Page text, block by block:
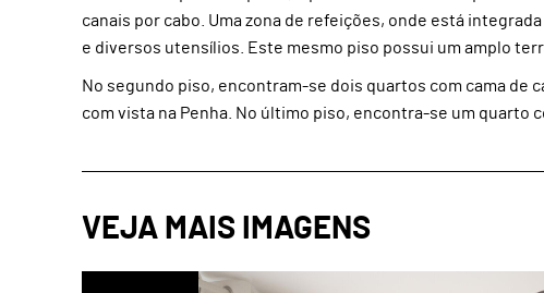
canais por cabo. Uma zona de refeições, onde está
e diversos utensílios. Este mesmo piso possui um amplo
No segundo piso, encontram-se dois quartos com cama de
com vista na Penha. No último piso, encontra-se um quarto